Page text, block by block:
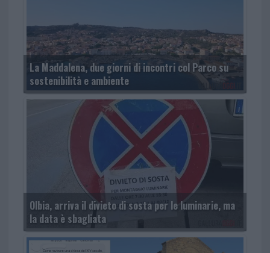
La Maddalena, due giorni di incontri col Parco su
sostenibilità e ambiente
Olbia, arriva il divieto di sosta per le luminarie, ma
la data è sbagliata